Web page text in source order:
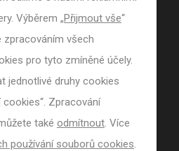
Výběrem „Přijmout vše“
zpracováním všech
pro tyto zmíněné účely.
jednotlivé druhy cookies
cookies“. Zpracování
také odmítnout. Více
používání souborů cookies.